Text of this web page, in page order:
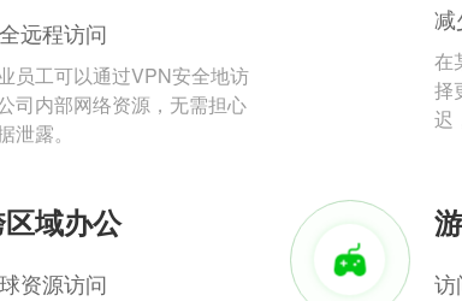
远程访问
员工可以通过VPN安全地访
司内部网络资源，无需担心
泄露。
减
在
择
迟
域办公
资源访问 访